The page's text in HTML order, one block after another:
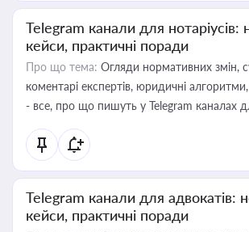
Telegram канали для нотаріусів:
кейси, практичні поради
Про що тема: Огляди нормативних змін,
коментарі експертів, юридичні
- все, про що пишуть у Telegram каналах
Telegram канали для адвокатів:
кейси, практичні поради